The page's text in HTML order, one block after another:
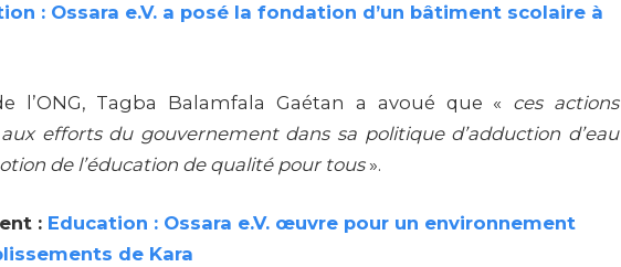
: Ossara e.V. a posé la fondation d’un bâtiment scolaire à
l’ONG, Tagba Balamfala Gaétan a avoué que « ces actions
efforts du gouvernement dans sa politique d’adduction d’eau
de l’éducation de qualité pour tous».
: Education : Ossara e.V. œuvre pour un environnement
de Kara